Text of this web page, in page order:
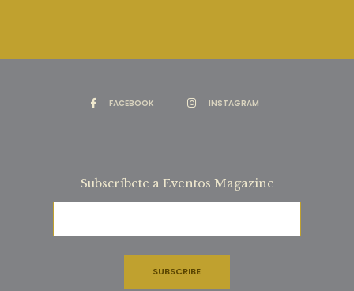
FACEBOOK INSTAGRAM
Subscríbete a Eventos Magazine